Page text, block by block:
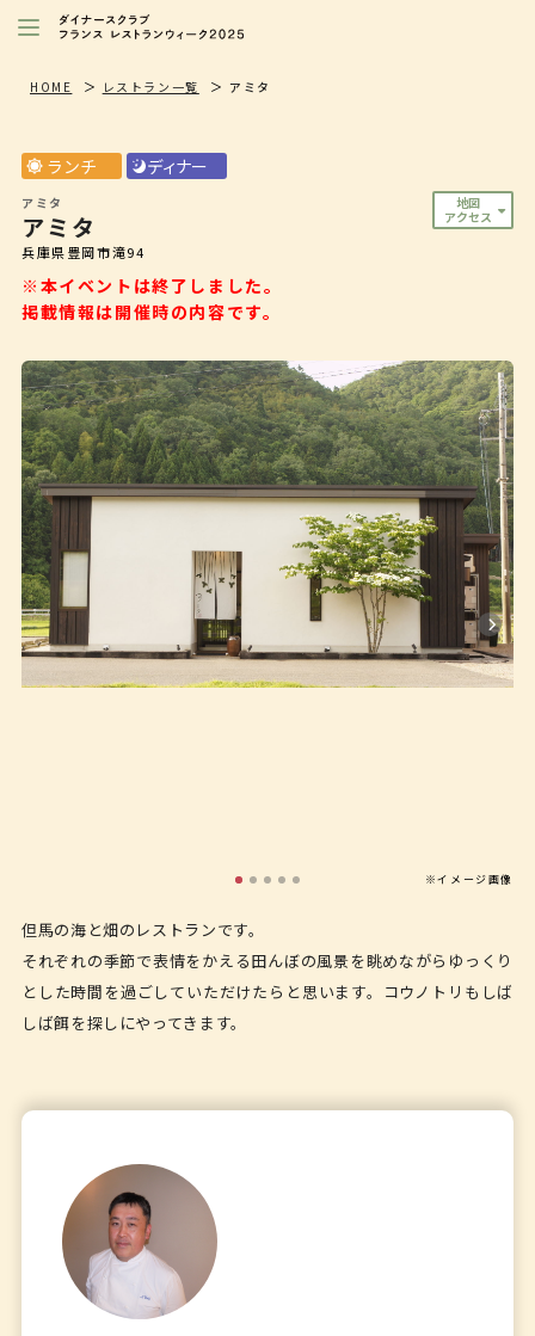
レストランを探す
特別イベント/キャンペーン
ニュース
店舗/プレス向け
HOME レストラン一覧 アミタ
アミタ
アミタ
兵庫県豊岡市滝94
※本イベントは終了しました。
掲載情報は開催時の内容です。
ランチ ディナー
地図
アクセス
※イメージ画像
但馬の海と畑のレストランです。
それぞれの季節で表情をかえる田んぼの風景を眺めながらゆっくり
とした時間を過ごしていただけたらと思います。コウノトリもしば
しば餌を探しにやってきます。